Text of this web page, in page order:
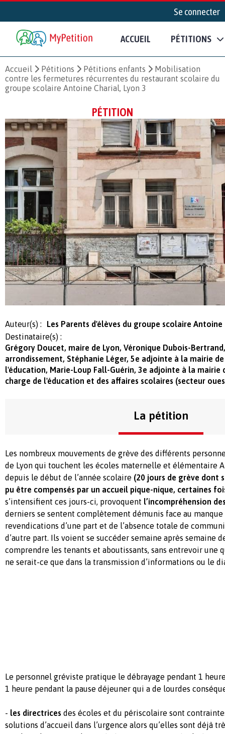
Se connecter
ACCUEIL PÉTITIONS
Accueil Pétitions Pétitions enfants
Mobilisation
contre les fermetures récurrentes du restaurant scolaire du
groupe scolaire Antoine Charial, Lyon 3
PÉTITION
Auteur(s) :
Les Parents d'élèves du groupe scolaire Antoine
Destinataire(s) :
Grégory Doucet, maire de Lyon, Véronique Dubois-
arrondissement, Stéphanie Léger, 5e adjointe à la mairie
l'éducation, Marie-Loup Fall-Guérin, 3e adjointe à la mairie
charge de l'éducation et des affaires scolaires (secteur
La pétition
Les nombreux mouvements de grève des différents
de Lyon qui touchent les écoles maternelle et élémentaire
depuis le début de l’année scolaire (20 jours de grève dont
pu être compensés par un accueil pique-nique, certaines
s’intensifient ces jours-ci, provoquent l’incompréhension
derniers se sentent complètement démunis face au
revendications d’une part et de l’absence totale de
d’autre part. Ils voient se succéder semaine après semaine
comprendre les tenants et aboutissants, sans entrevoir une
ne serait-ce que dans la transmission d’informations ou le
Le personnel gréviste pratique le débrayage pendant 1
1 heure pendant la pause déjeuner qui a de lourdes
- les directrices des écoles et du périscolaire sont
solutions d’accueil dans l’urgence alors qu’elles sont déjà